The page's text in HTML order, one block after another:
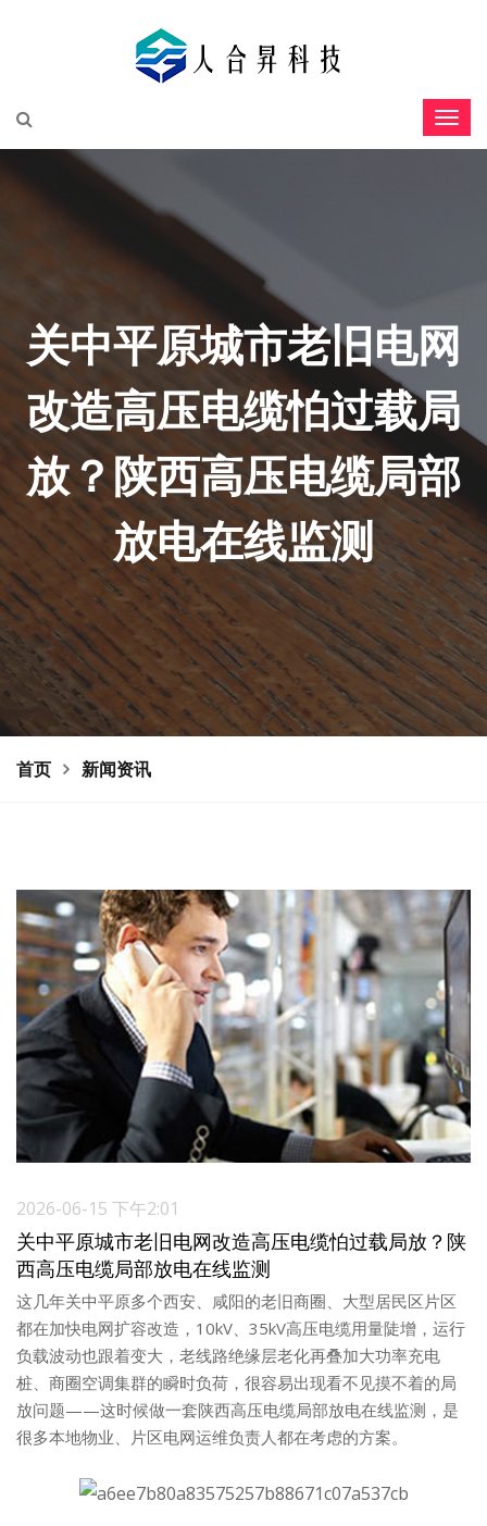
关中平原城市老旧电网
改造高压电缆怕过载局
放？陕西高压电缆局部
放电在线监测
首页 新闻资讯
2026-06-15 下午2:01
关中平原城市老旧电网改造高压电缆怕过载局放？陕
西高压电缆局部放电在线监测
这几年关中平原多个西安、咸阳的老旧商圈、大型居民区片区
都在加快电网扩容改造，10kV、35kV高压电缆用量陡增，运行
负载波动也跟着变大，老线路绝缘层老化再叠加大功率充电
桩、商圈空调集群的瞬时负荷，很容易出现看不见摸不着的局
放问题——这时候做一套陕西高压电缆局部放电在线监测，是
很多本地物业、片区电网运维负责人都在考虑的方案。